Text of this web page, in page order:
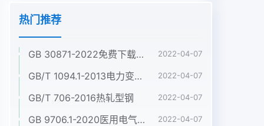
热门推荐
GB 30871-2022免费下载危险化学品企业特殊作业安全规范 2022-04-07
GB/T 1094.1-2013电力变压器 第1部分:总则 2022-04-07
GB/T 706-2016热轧型钢 2022-04-07
GB 9706.1-2020医用电气设备 第1部分:基本安全和基本性能的通用要求 2022-04-07